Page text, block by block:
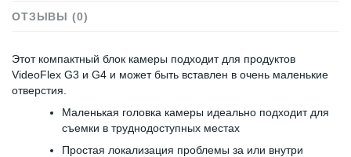
ОТЗЫВЫ (0)
Этот компактный блок камеры подходит для продуктов
VideoFlex G3 и G4 и может быть вставлен в очень маленькие
отверстия.
Маленькая головка камеры идеально подходит для
съемки в труднодоступных местах
Простая локализация проблемы за или внутри